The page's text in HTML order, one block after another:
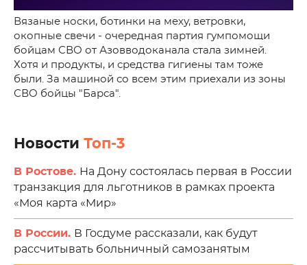
Вязаные носки, ботинки на меху, ветровки,
окопные свечи - очередная партия гумпомощи
бойцам СВО от Азовводоканала стала зимней.
Хотя и продукты, и средства гигиены там тоже
были. За машиной со всем этим приехали из зоны
СВО бойцы "Барса".
Новости Топ-3
В Ростове. На Дону состоялась первая в России
транзакция для льготников в рамках проекта
«Моя карта «Мир»
В России. В Госдуме рассказали, как будут
рассчитывать больничный самозанятым